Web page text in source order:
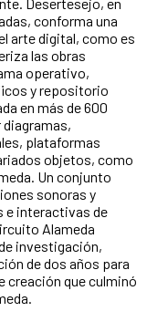
conforma una
arte digital, como es
las obras
operativo,
y repositorio
en más de 600
plataformas
objetos, como
Un conjunto
sonoras y
e interactivas de
Alameda
investigación,
de dos años para
creación que culminó